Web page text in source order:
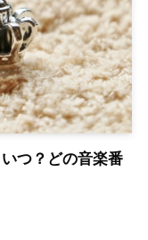
つ？どの音楽番